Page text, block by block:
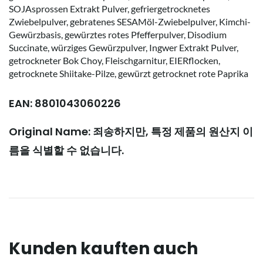
SOJAsprossen Extrakt Pulver, gefriergetrocknetes
Zwiebelpulver, gebratenes SESAMöl-Zwiebelpulver, Kimchi-
Gewürzbasis, gewürztes rotes Pfefferpulver, Disodium
Succinate, würziges Gewürzpulver, Ingwer Extrakt Pulver,
getrockneter Bok Choy, Fleischgarnitur, EIERflocken,
getrocknete Shiitake-Pilze, gewürzt getrocknet rote Paprika
EAN: 8801043060226
Original Name: 죄송하지만, 특정 제품의 원산지 이
름을 식별할 수 없습니다.
Kunden kauften auch